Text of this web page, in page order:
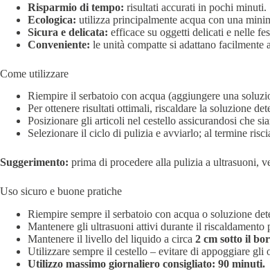
Risparmio di tempo: risultati accurati in pochi minuti.
Ecologica: utilizza principalmente acqua con una
Sicura e delicata: efficace su oggetti delicati e nelle
Conveniente: le unità compatte si adattano facilmente
Come utilizzare
Riempire il serbatoio con acqua (aggiungere una
Per ottenere risultati ottimali, riscaldare la soluzione
Posizionare gli articoli nel cestello assicurandosi che
Selezionare il ciclo di pulizia e avviarlo; al termine
Suggerimento: prima di procedere alla pulizia a ultrasuoni,
Uso sicuro e buone pratiche
Riempire sempre il serbatoio con acqua o soluzione
Mantenere gli ultrasuoni attivi durante il
Mantenere il livello del liquido a circa 2 cm sotto il
Utilizzare sempre il cestello – evitare di appoggiare gli
Utilizzo massimo giornaliero consigliato: 90 minuti.